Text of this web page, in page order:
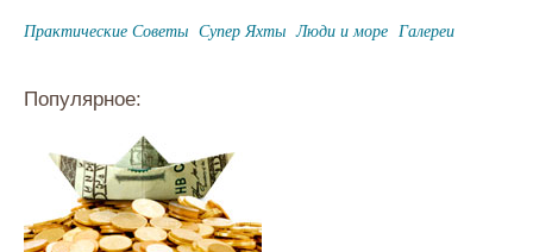
Практические Советы Супер Яхты Люди и море Галереи
Популярное: